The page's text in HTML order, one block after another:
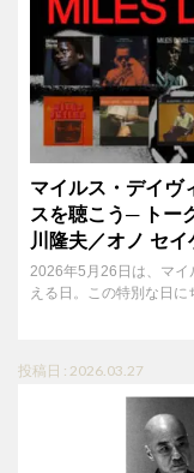
マイルス・デイヴ
スを聴こう─ トー
川隆夫／オノ セ
2026年5月26日は、マイ
える日。この特別な日に
投稿日 : 2026.03.27